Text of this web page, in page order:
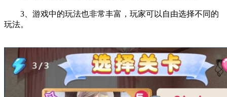
3、游戏中的玩法也非常丰富，玩家可以自由选择不同的
玩法。